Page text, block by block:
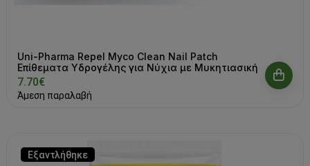
Uni-Pharma Repel Myco Clean Nail Patch
Επίθεματα Υδρογέλης για Νύχια με Μυκητιασική
Λοίμωξη 28 τεμάχια
7.70€
Άμεση παραλαβή
Εξαντλήθηκε